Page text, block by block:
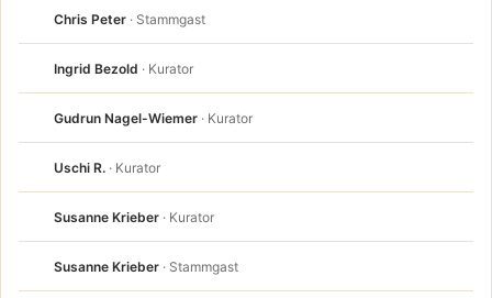
Chris Peter · Stammgast
Ingrid Bezold · Kurator
Gudrun Nagel-Wiemer · Kurator
Uschi R. · Kurator
Susanne Krieber · Kurator
Susanne Krieber · Stammgast